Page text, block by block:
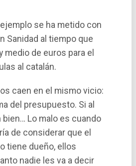
se ha metido con
Sanidad al tiempo que
medio de euros para el
al catalán.
caen en el mismo vicio:
del presupuesto. Si al
Lo malo es cuando
de considerar que el
tiene dueño, ellos
nadie les va a decir